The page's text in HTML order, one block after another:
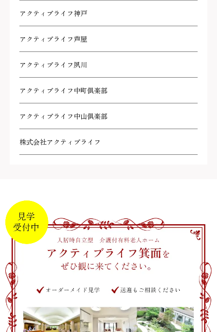
アクティブライフ神戸
アクティブライフ芦屋
アクティブライフ夙川
アクティブライフ中町倶楽部
アクティブライフ中山倶楽部
株式会社アクティブライフ